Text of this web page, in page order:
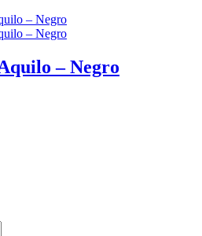
– Negro